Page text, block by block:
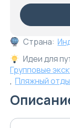
Страна:
Идеи для
Групповые
, Пляжный